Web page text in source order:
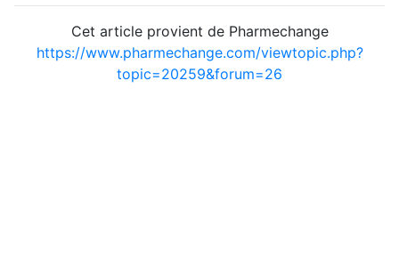
Cet article provient de Pharmechange
https://www.pharmechange.com/viewtopic.php?
topic=20259&forum=26